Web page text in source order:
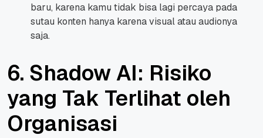
baru, karena kamu tidak bisa lagi percaya pada
sutau konten hanya karena visual atau audionya
saja.
6. Shadow AI: Risiko
yang Tak Terlihat oleh
Organisasi